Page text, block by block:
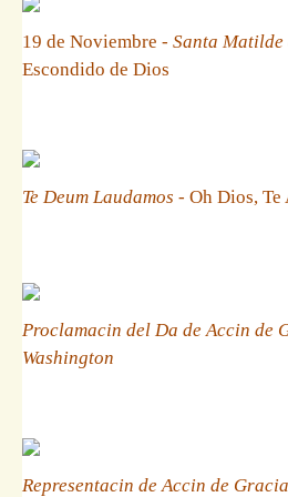
19 de Noviembre - Santa Matilde
Escondido de Dios
Te Deum Laudamos - Oh Dios, Te
Proclamacin del Da de Accin de
Washington
Representacin de Accin de